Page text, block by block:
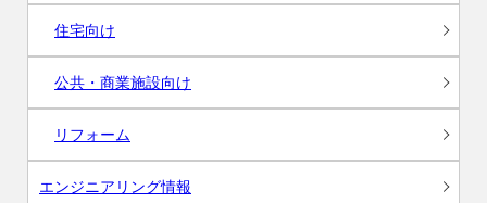
住宅向け
公共・商業施設向け
リフォーム
エンジニアリング情報